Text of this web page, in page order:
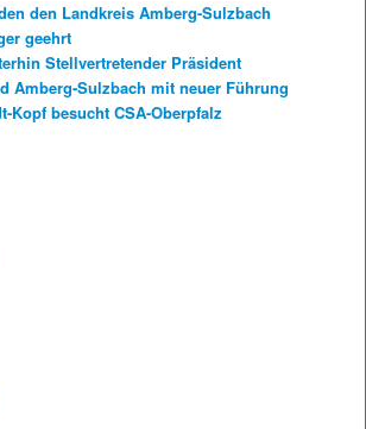
den Landkreis Amberg-Sulzbach
geehrt
Stellvertretender Präsident
Amberg-Sulzbach mit neuer Führung
Kopf besucht CSA-Oberpfalz